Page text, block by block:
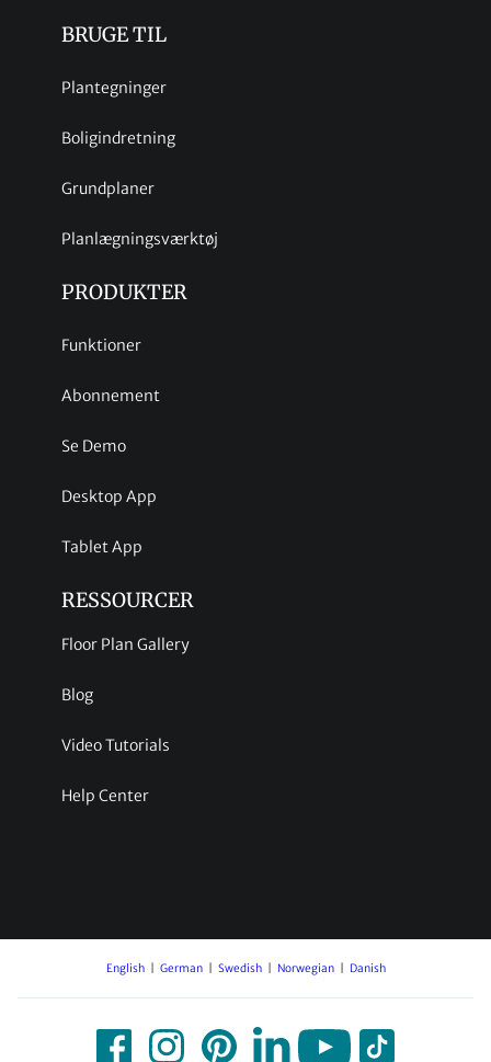
BRUGE TIL
Plantegninger
Boligindretning
Grundplaner
Planlægningsværktøj
PRODUKTER
Funktioner
Abonnement
Se Demo
Desktop App
Tablet App
RESSOURCER
Floor Plan Gallery
Blog
Video Tutorials
Help Center
English German Swedish Norwegian Danish